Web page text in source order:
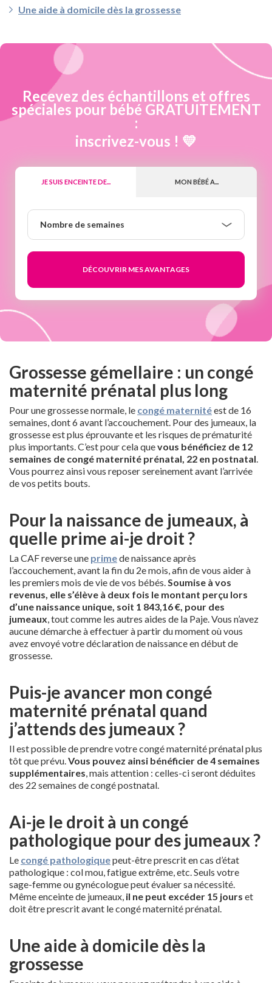
Une aide à domicile dès la grossesse
Recevez des échantillons et offres
spéciales pour bébé GRATUITEMENT
:
inscrivez-vous ! 💛
JE SUIS ENCEINTE DE... MON BÉBÉ A...
semaines
Nombre de semaines
Grossesse gémellaire : un congé
maternité prénatal plus long
Pour une grossesse normale, le congé maternitéest de 16
semaines, dont 6 avant l’accouchement. Pour des jumeaux, la
grossesse est plus éprouvante et les risques de prématurité
plus importants. C’est pour cela quevous bénéficiez de 12
semaines de congé maternité prénatal, 22 en postnatal
Vous pourrez ainsi vous reposer sereinement avant l’arrivée
de vos petits bouts.
Pour la naissance de jumeaux, à
quelle prime ai-je droit ?
La CAF reverse une primede naissance après
l’accouchement, avant la fin du 2e mois, afin de vous aider à
les premiers mois de vie de vos bébés. Soumise à vos
revenus, elle s’élève à deux fois le montant perçu lors
d’une naissance unique, soit 1 843,16 €, pour des
jumeaux , tout comme les autres aides de la Paje. Vous n’avez
aucune démarche à effectuer à partir du moment où vous
avez envoyé votre déclaration de naissance en début de
grossesse.
Puis-je avancer mon congé
maternité prénatal quand
j’attends des jumeaux ?
Il est possible de prendre votre congé maternité prénatal plus
tôt que prévu. Vous pouvez ainsi bénéficier de 4 semaines
supplémentaires , mais attention : celles-ci seront déduites
des 22 semaines de congé postnatal.
Ai-je le droit à un congé
pathologique pour des jumeaux ?
Le congé pathologiquepeut-être prescrit en cas d’état
pathologique : col mou, fatigue extrême, etc. Seuls votre
sage-femme ou gynécologue peut évaluer sa nécessité.
Même enceinte de jumeaux, il ne peut excéder 15 jours et
doit être prescrit avant le congé maternité prénatal.
Une aide à domicile dès la
grossesse